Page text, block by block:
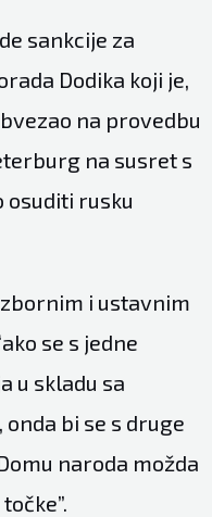
sankcije za
Dodika koji je,
na provedbu
na susret s
osuditi rusku
i ustavnim
se s jedne
u skladu sa
bi se s druge
naroda možda